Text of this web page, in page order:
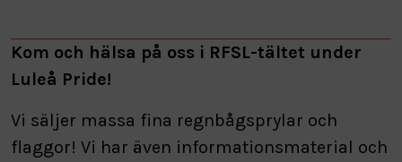
Kom och hälsa på oss i RFSL-tältet under
Luleå Pride!
Vi säljer massa fina regnbågsprylar och
flaggor! Vi har även informationsmaterial och